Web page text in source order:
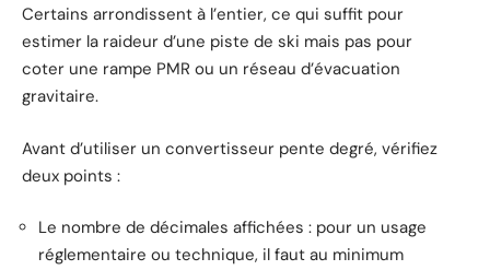
Certains arrondissent à l’entier, ce qui suffit pour
estimer la raideur d’une piste de ski mais pas pour
coter une rampe PMR ou un réseau d’évacuation
gravitaire.
Avant d’utiliser un convertisseur pente degré, vérifiez
deux points :
Le nombre de décimales affichées : pour un usage
réglementaire ou technique, il faut au minimum